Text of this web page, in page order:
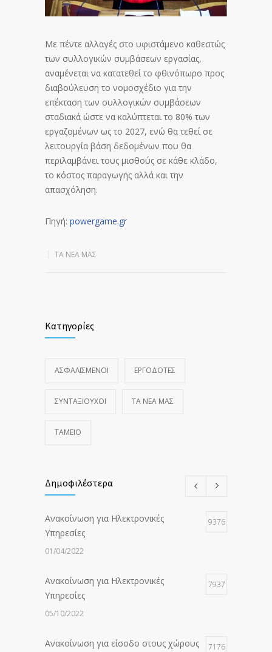
Με πέντε αλλαγές στο υφιστάμενο καθεστώς
των συλλογικών συμβάσεων εργασίας,
αναμένεται να κατατεθεί το φθινόπωρο προς
διαβούλευση το νομοσχέδιο για την
επέκταση των συλλογικών συμβάσεων
σταδιακά ώστε να καλύπτεται το 80% των
εργαζομένων ως το 2027, ενώ θα τεθεί σε
λειτουργία βάση δεδομένων που θα
περιλαμβάνει τους μισθούς σε κάθε κλάδο,
το κόστος παραγωγής αλλά και την
απασχόληση.
Πηγή: powergame.gr
ΤΑ ΝΈΑ ΜΑΣ
Κατηγορίες
ΑΣΦΑΛΙΣΜΕΝΟΙ ΕΡΓΟΔΟΤΕΣ
ΣΥΝΤΑΞΙΟΥΧΟΙ ΤΑ ΝΈΑ ΜΑΣ
ΤΑΜΕΙΟ
Δημοφιλέστερα
Ανακοίνωση για Ηλεκτρονικές
Υπηρεσίες
9376
01/04/2022
Ανακοίνωση για Ηλεκτρονικές
Υπηρεσίες
7937
05/10/2022
Ανακοίνωση για είσοδο στους χώρους
7176